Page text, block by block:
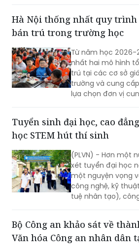
tra cứu thực đơn
gốc thực phẩm,
theo dõi toàn bộ
Hà Nội thống nhất quy trình
bán trú trong trường học
Từ năm học 2026-
nhất hai mô hình
trường và cung
lựa chọn đơn vị
suất ăn phải được
minh bạch, có sự
quyền địa
huynh.
Tuyển sinh đại học, cao
học STEM hút thí sinh
(PLVN) - Hơn một
xét tuyển đại học
công nghệ, kỹ
tuệ nhân tạo),
các ngành công